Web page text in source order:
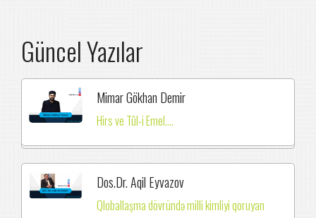
Güncel Yazılar
Mimar Gökhan Demir
Hirs ve Tûl-i Emel....
Dos.Dr. Aqil Eyvazov
Qloballaşma dövründə milli kimliyi qoruyan